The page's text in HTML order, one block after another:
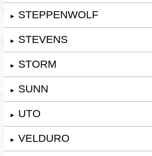
► STEPPENWOLF
► STEVENS
► STORM
► SUNN
► UTO
► VELDURO